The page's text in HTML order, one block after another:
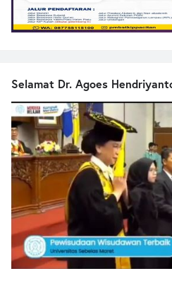
Selamat Dr. Agoes